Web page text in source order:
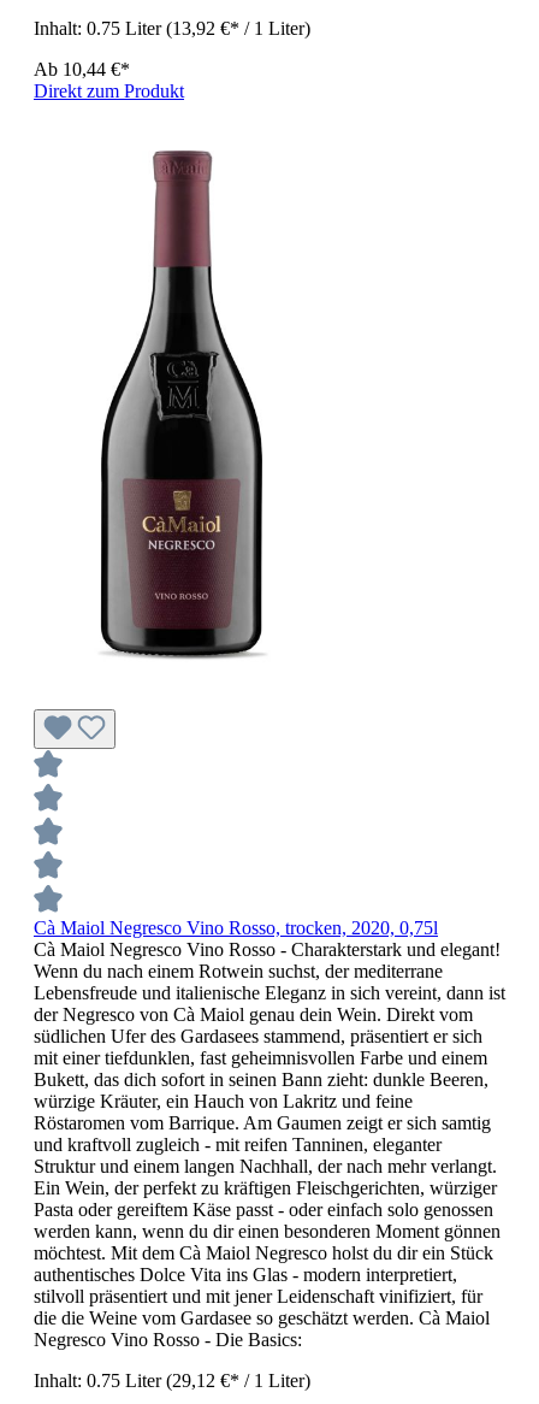
Inhalt: 0.75 Liter(13,92 €* / 1 Liter)
Ab 10,44 €*
Direkt zum Produkt
Cà Maiol Negresco Vino Rosso, trocken, 2020, 0,75l
Cà Maiol Negresco Vino Rosso - Charakterstark und elegant!
Wenn du nach einem Rotwein suchst, der mediterrane
Lebensfreude und italienische Eleganz in sich vereint, dann ist
der Negresco von Cà Maiol genau dein Wein. Direkt vom
südlichen Ufer des Gardasees stammend, präsentiert er sich
mit einer tiefdunklen, fast geheimnisvollen Farbe und einem
Bukett, das dich sofort in seinen Bann zieht: dunkle Beeren,
würzige Kräuter, ein Hauch von Lakritz und feine
Röstaromen vom Barrique. Am Gaumen zeigt er sich samtig
und kraftvoll zugleich - mit reifen Tanninen, eleganter
Struktur und einem langen Nachhall, der nach mehr verlangt.
Ein Wein, der perfekt zu kräftigen Fleischgerichten, würziger
Pasta oder gereiftem Käse passt - oder einfach solo genossen
werden kann, wenn du dir einen besonderen Moment gönnen
möchtest. Mit dem Cà Maiol Negresco holst du dir ein Stück
authentisches Dolce Vita ins Glas - modern interpretiert,
stilvoll präsentiert und mit jener Leidenschaft vinifiziert, für
die die Weine vom Gardasee so geschätzt werden. Cà Maiol
Negresco Vino Rosso - Die Basics:
Inhalt: 0.75 Liter(29,12 €* / 1 Liter)